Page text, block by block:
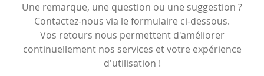
Une remarque, une question ou une suggestion ?
Contactez-nous via le formulaire ci-dessous.
Vos retours nous permettent d'améliorer
continuellement nos services et votre expérience
d'utilisation !